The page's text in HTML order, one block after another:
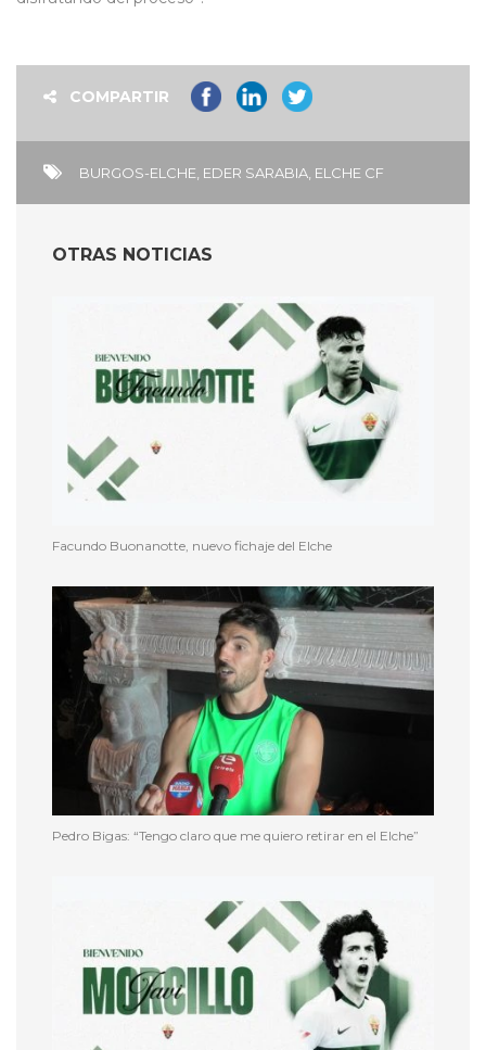
COMPARTIR
BURGOS-ELCHE EDER SARABIA ELCHE CF
OTRAS NOTICIAS
Facundo Buonanotte, nuevo fichaje del Elche
Pedro Bigas: “Tengo claro que me quiero retirar en el Elche”